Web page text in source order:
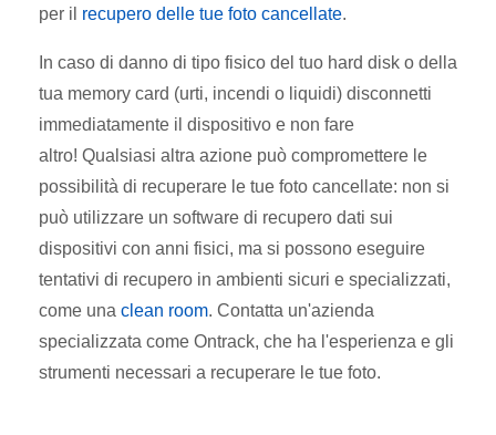
per il recupero delle tue foto cancellate.
In caso di danno di tipo fisico del tuo hard disk o della
tua memory card (urti, incendi o liquidi) disconnetti
immediatamente il dispositivo e non fare
altro! Qualsiasi altra azione può compromettere le
possibilità di recuperare le tue foto cancellate: non si
può utilizzare un software di recupero dati sui
dispositivi con anni fisici, ma si possono eseguire
tentativi di recupero in ambienti sicuri e specializzati,
come una clean room. Contatta un'azienda
specializzata come Ontrack, che ha l'esperienza e gli
strumenti necessari a recuperare le tue foto.